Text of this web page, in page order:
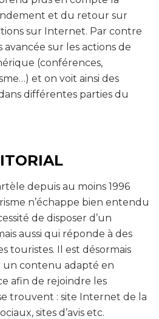
et du retour sur
sur Internet. Par contre
avancée sur les actions de
(conférences,
et on voit ainsi des
différentes parties du
depuis au moins 1996
n’échappe bien entendu
de disposer d’un
aussi qui réponde à des
touristes. Il est désormais
un contenu adapté en
afin de rejoindre les
trouvent : site Internet de la
sites d’avis etc.